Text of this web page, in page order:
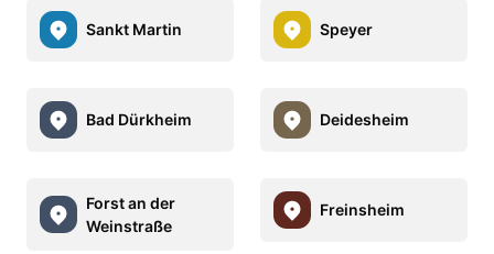
Sankt Martin Speyer
Bad Dürkheim Deidesheim
Forst an der
Weinstraße
Freinsheim